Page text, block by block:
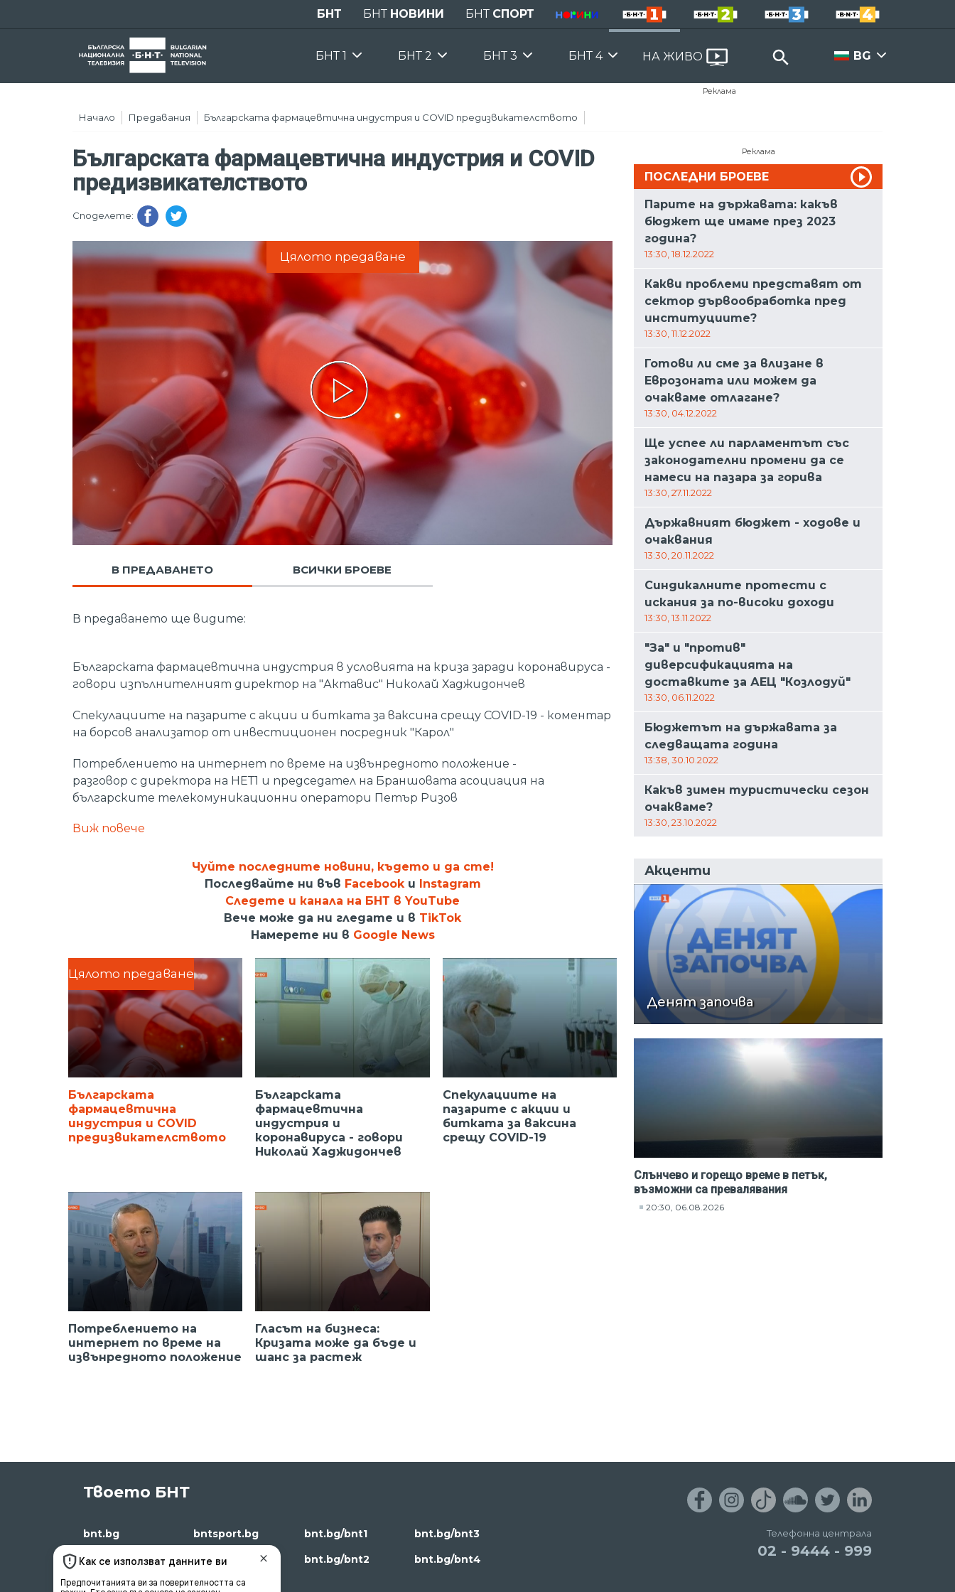
БНТ БНТ НОВИНИ БНТ СПОРТ
БНТ 1 БНТ 2 БНТ 3 БНТ 4 НА ЖИВО BG
Реклама
Начало Предавания Българската фармацевтична индустрия и COVID предизвикателството
Българската фармацевтична индустрия и COVID
предизвикателството
Споделете:
Цялото предаване
В ПРЕДАВАНЕТО ВСИЧКИ БРОЕВЕ
В предаването ще видите:
Българската фармацевтична индустрия в условията на криза заради коронавируса -
говори изпълнителният директор на "Актавис" Николай Хаджидончев
Спекулациите на пазарите с акции и битката за ваксина срещу COVID-19 - коментар
на борсов анализатор от инвестиционен посредник "Карол"
Потреблението на интернет по време на извънредното положение -
разговор с директора на НЕТ1 и председател на Браншовата асоциация на
българските телекомуникационни оператори Петър Ризов
Виж повече
Чуйте последните новини, където и да сте!
Последвайте ни във Facebookи Instagram
Следете и канала на БНТ в YouTube
Вече може да ни гледате и в TikTok
Намерете ни в Google News
Цялото предаване
Българската
фармацевтична
индустрия и COVID
предизвикателството
Българската
фармацевтична
индустрия и
коронавируса - говори
Николай Хаджидончев
Спекулациите на
пазарите с акции и
битката за ваксина
срещу COVID-19
Потреблението на
интернет по време на
извънредното положение
Гласът на бизнеса:
Кризата може да бъде и
шанс за растеж
Реклама
ПОСЛЕДНИ БРОЕВЕ
Парите на държавата: какъв
бюджет ще имаме през 2023
година?
13:30, 18.12.2022
Какви проблеми представят от
сектор дървообработка пред
институциите?
13:30, 11.12.2022
Готови ли сме за влизане в
Еврозоната или можем да
очакваме отлагане?
13:30, 04.12.2022
Ще успее ли парламентът със
законодателни промени да се
намеси на пазара за горива
13:30, 27.11.2022
Държавният бюджет - ходове и
очаквания
13:30, 20.11.2022
Синдикалните протести с
искания за по-високи доходи
13:30, 13.11.2022
"За" и "против"
диверсификацията на
доставките за АЕЦ "Козлодуй"
13:30, 06.11.2022
Бюджетът на държавата за
следващата година
13:38, 30.10.2022
Какъв зимен туристически сезон
очакваме?
13:30, 23.10.2022
Акценти
Денят започва
Слънчево и горещо време в петък,
възможни са превалявания
20:30, 06.08.2026
Твоето БНТ
bnt.bg
bntnews.bg
bntsport.bg
bnt.bg/live
bnt.bg/bnt1
bnt.bg/bnt2
bnt.bg/bnt3
bnt.bg/bnt4
Телефонна централа
02 - 9444 - 999